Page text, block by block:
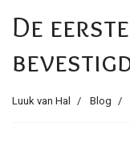
De
Luuk van Hal Blog